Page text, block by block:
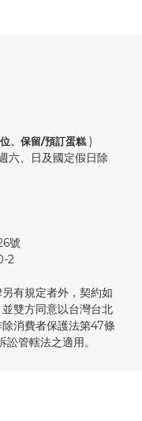
、保留/預訂蛋糕 )
、日及國定假日除
號
2
有規定者外，契約如
雙方同意以台灣台北
消費者保護法第47條
管轄法之適用。